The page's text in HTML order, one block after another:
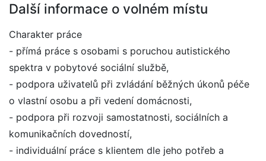
Další informace o volném místu
Charakter práce
- přímá práce s osobami s poruchou autistického
spektra v pobytové sociální službě,
- podpora uživatelů při zvládání běžných úkonů péče
o vlastní osobu a při vedení domácnosti,
- podpora při rozvoji samostatnosti, sociálních a
komunikačních dovedností,
- individuální práce s klientem dle jeho potřeb a